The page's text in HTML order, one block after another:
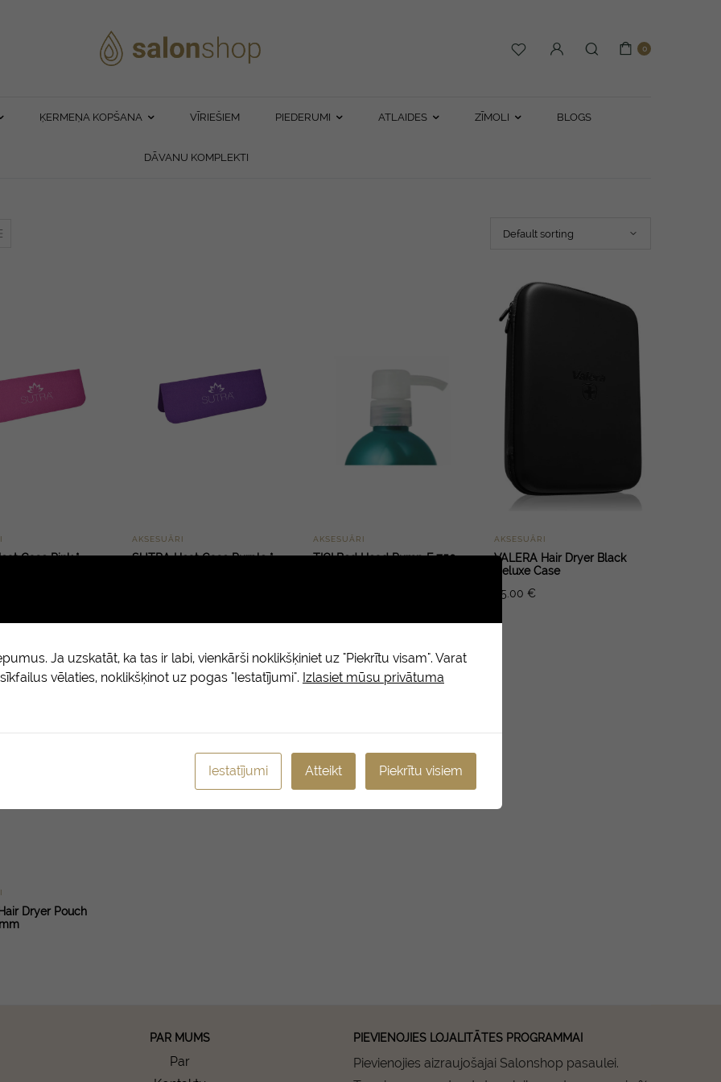
0
ĶERMEŅA KOPŠANA VĪRIEŠIEM PIEDERUMI ATLAIDES ZĪMOLI BLOGS
DĀVANU KOMPLEKTI
Case Pink *
AKSESUĀRI
SUTRA Heat Case Purple *
AKSESUĀRI
TIGI Bed Head Pump F 750
AKSESUĀRI
VALERA Hair Dryer Black
Deluxe Case
35.00 €
Dryer Pouch
PAR MUMS
Par
PIEVIENOJIES LOJALITĀTES PROGRAMMAI
Pievienojies aizraujošajai Salonshop pasaulei.
Ja uzskatāt, ka tas ir labi, vienkārši noklikšķiniet uz "Piekrītu visam". Varat
vēlaties, noklikšķinot uz pogas "Iestatījumi". Izlasiet mūsu privātuma
Iestatījumi Atteikt Piekrītu visiem